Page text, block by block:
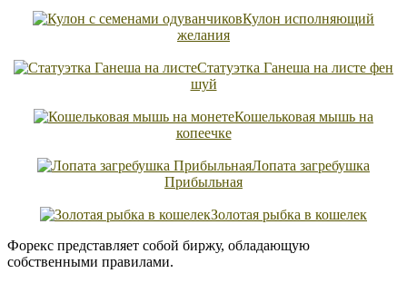
Кулон исполняющий
желания
Статуэтка Ганеша на листе фен
шуй
Кошельковая мышь на
копеечке
Лопата загребушка
Прибыльная
Золотая рыбка в кошелек
Форекс представляет собой биржу, обладающую
собственными правилами.